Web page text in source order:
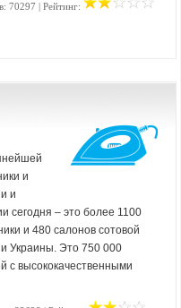
70297 | Рейтинг:
и
и
сегодня – это более 1100
и 480 салонов сотовой
и Украины. Это 750 000
с высококачественными